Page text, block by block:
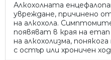
Алкохолната
увреждане, причинено
на алкохола.
появяват в края на
на алкохолизма,
с остър или хроничен